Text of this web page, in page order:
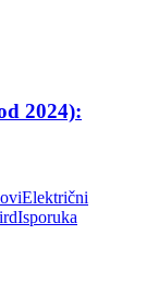
2024):
Električni
Isporuka